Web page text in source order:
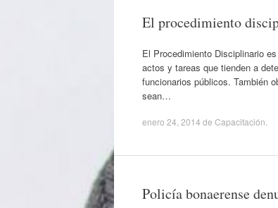
El procedimiento
El Procedimiento Disciplinario
actos y tareas que tienden a
funcionarios públicos. También
sean…
enero 24, 2014 de Capacitación
Policía bonaerense